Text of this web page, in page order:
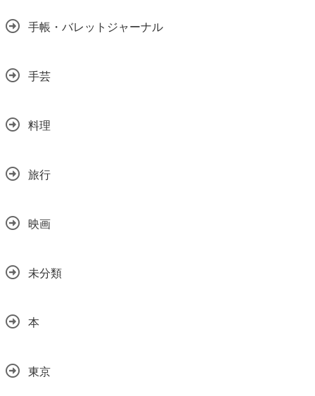
手帳・バレットジャーナル
手芸
料理
旅行
映画
未分類
本
東京